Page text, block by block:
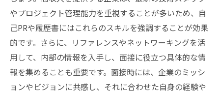
やプロジェクト管理能力を重視することが多いため、自
己PRや履歴書にはこれらのスキルを強調することが効果
的です。さらに、リファレンスやネットワーキングを活
用して、内部の情報を入手し、面接に役立つ具体的な情
報を集めることも重要です。面接時には、企業のミッシ
ョンやビジョンに共感し、それに合わせた自身の経験や